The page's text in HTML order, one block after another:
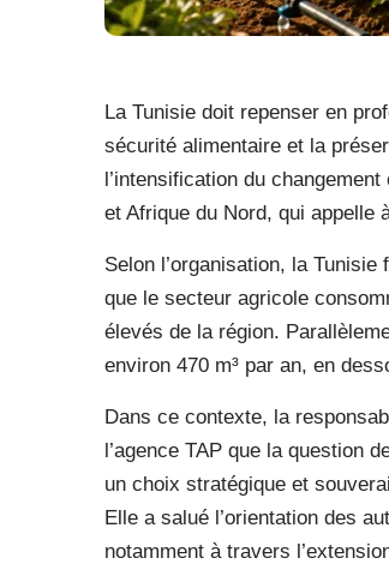
La Tunisie doit repenser en
sécurité alimentaire et la
l’intensification du
et Afrique du Nord, qui appelle
Selon l’organisation, la
que le secteur agricole
élevés de la région.
environ 470 m³ par an, en
Dans ce contexte, la
l’agence TAP que la question
un choix stratégique et
Elle a salué l’orientation des
notamment à travers